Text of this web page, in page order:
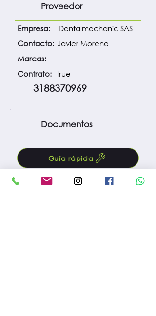
Proveedor
Empresa:
Dentalmechanic SAS
Contacto: Javier Moreno
Marcas:
Contrato: true
3188370969
Documentos
Guía rápida
Manual